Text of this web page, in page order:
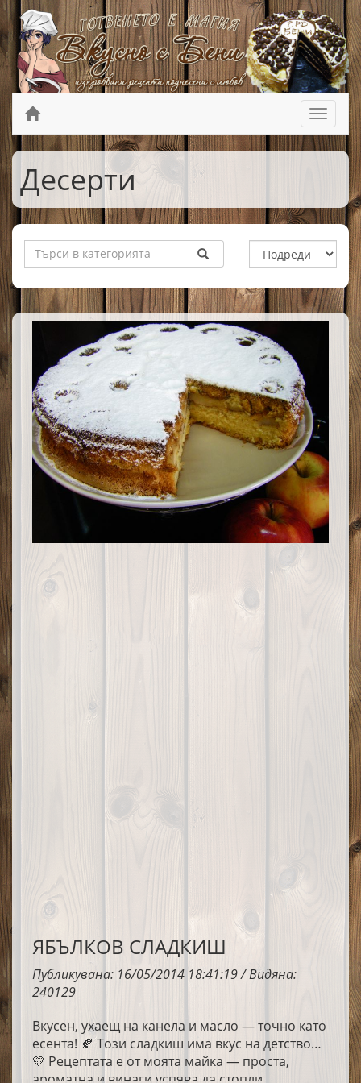
Десерти
ЯБЪЛКОВ СЛАДКИШ
Публикувана: 16/05/2014 18:41:19 / Видяна:
240129
Вкусен, ухаещ на канела и масло — точно като
есента! 🍂 Този сладкиш има вкус на детство…
💛 Рецептата е от моята майка — проста,
ароматна и винаги успява да стопли